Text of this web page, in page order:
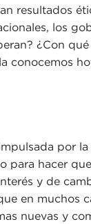
resultados
los
¿Con
conocemos
por
para hacer
y de
en muchos
nuevas y